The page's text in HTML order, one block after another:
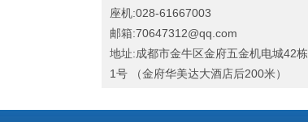
座机:028-61667003
邮箱:70647312@qq.com
地址:成都市金牛区金府五金机电城42栋
1号 （金府华美达大酒店后200米）